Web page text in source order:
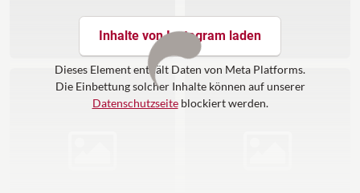
Inhalte von Instagram laden
Dieses Element enthält Daten von Meta Platforms.
Die Einbettung solcher Inhalte können auf unserer
Datenschutzseiteblockiert werden.